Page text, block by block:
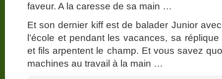
faveur. A la caresse de sa main …
Et son dernier kiff est de balader Junior
l’école et pendant les vacances, sa
et fils arpentent le champ. Et vous savez
machines au travail à la main …